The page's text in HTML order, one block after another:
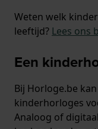
Weten welk
leeftijd? Lees ons
Een
Bij Horloge.be
kinderhorloges
Analoog of